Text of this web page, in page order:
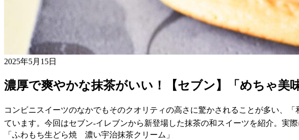
2025年5月15日
濃厚で爽やかな抹茶がいい！【セブン】「めちゃ美
コンビニスイーツのなかでもそのクオリティの高さに驚かされることが多い、
ています。今回はセブン-イレブンから新登場した抹茶の和スイーツを紹介。実
「ふわもち生どら焼 濃い宇治抹茶クリーム」